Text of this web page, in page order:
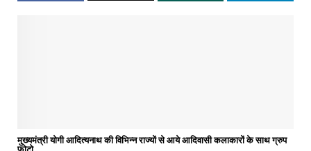
मुख्यमंत्री योगी आदित्यनाथ की विभिन्न राज्यों से आये आदिवासी कलाकारों के साथ ग्रुप